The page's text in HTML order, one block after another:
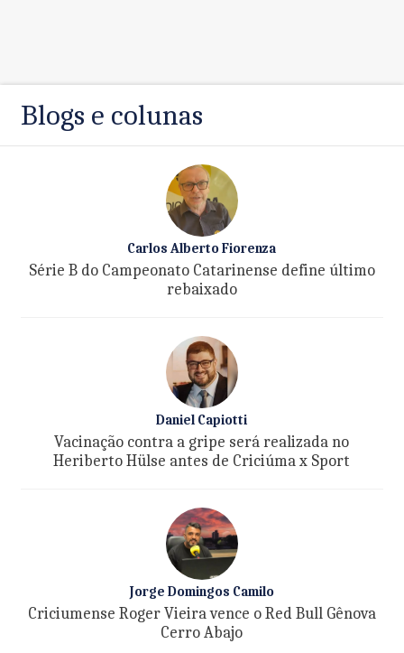
Blogs e colunas
Carlos Alberto Fiorenza
Série B do Campeonato Catarinense define último
rebaixado
Daniel Capiotti
Vacinação contra a gripe será realizada no
Heriberto Hülse antes de Criciúma x Sport
Jorge Domingos Camilo
Criciumense Roger Vieira vence o Red Bull Gênova
Cerro Abajo